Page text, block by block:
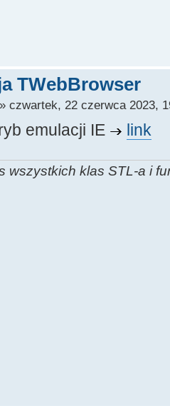
TWebBrowser
» czwartek, 22 czerwca 2023,
emulacji IE link
wszystkich klas STL-a i